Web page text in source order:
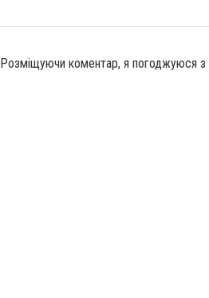
Розміщуючи коментар, я погоджуюся з